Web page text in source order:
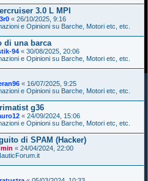
3.0 L MPI
« 26/10/2025, 9:16
e Opinioni su Barche, Motori etc, etc.
di una barca
94 « 30/08/2025, 20:06
e Opinioni su Barche, Motori etc, etc.
« 16/07/2025, 9:25
e Opinioni su Barche, Motori etc, etc.
g36
« 24/09/2024, 15:06
e Opinioni su Barche, Motori etc, etc.
di SPAM (Hacker)
« 24/04/2024, 22:00